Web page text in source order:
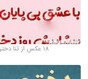
18 عکس از ثنا دختری با لبخند دلنشین و لحظات خاص